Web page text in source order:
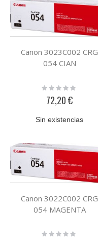
Canon 3023C002 CRG
054 CIAN
Rating:
72,20 €
Sin existencias
Canon 3022C002 CRG
054 MAGENTA
Rating: